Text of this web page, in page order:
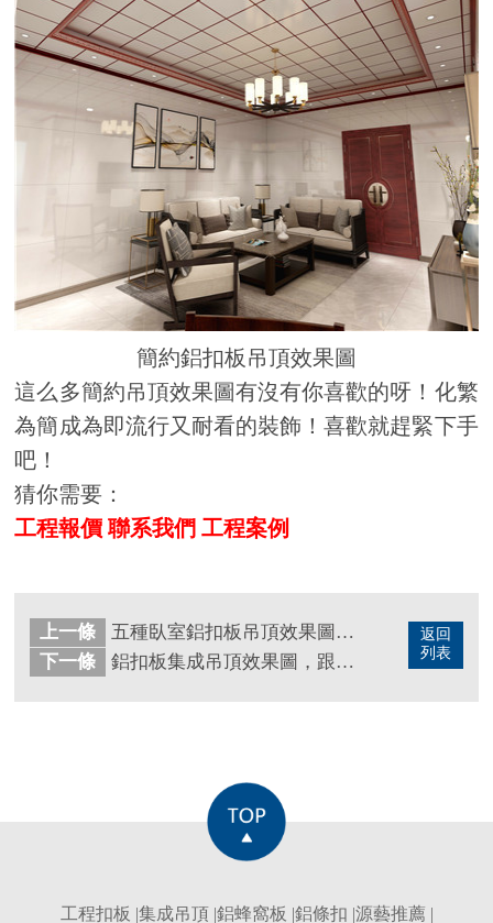
簡約鋁扣板吊頂效果圖
這么多簡約吊頂效果圖有沒有你喜歡的呀！化繁
為簡成為即流行又耐看的裝飾！喜歡就趕緊下手
吧！
猜你需要：
工程報價 聯系我們 工程案例
返回
列表
上一條
五種臥室鋁扣板吊頂效果圖，看完再裝也不完！
下一條
鋁扣板集成吊頂效果圖，跟著這樣裝肯定不會錯！
工程扣板 |集成吊頂|鋁蜂窩板 |鋁條扣 |源藝推薦|